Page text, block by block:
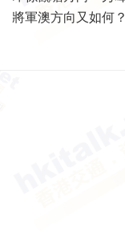
將軍澳方向又如何？